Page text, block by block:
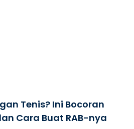
Tenis? Ini Bocoran
Cara Buat RAB-nya